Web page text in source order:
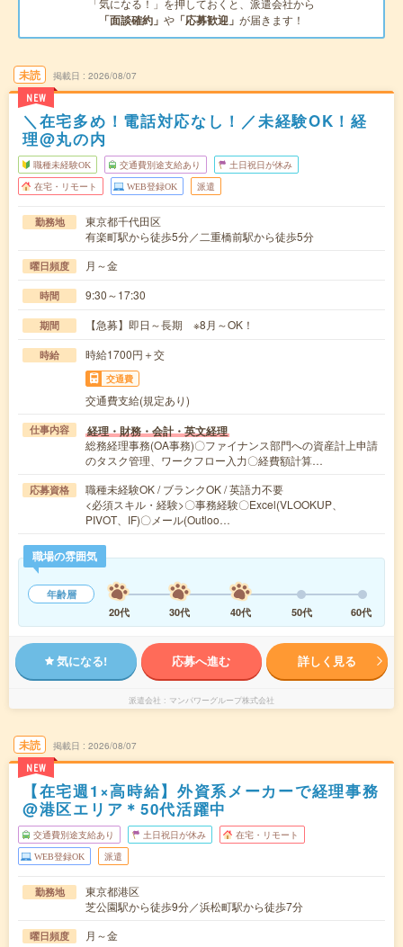
「気になる！」を押しておくと、派遣会社から
「面談確約」 や 「応募歓迎」 が届きます！
未読
NEW
掲載日 2026/08/07
＼在宅多め！電話対応なし！／未経験OK！経
理@丸の内
職種未経験OK 交通費別途支給あり 土日祝日が休み
在宅・リモート WEB登録OK 派遣
勤務地
東京都千代田区
有楽町駅から徒歩5分／二重橋前駅から徒歩5分
曜日頻度 月～金
時間 9:30～17:30
期間 【急募】即日～長期 ※8月～OK！
時給 時給1700円＋交
交通費
交通費支給(規定あり)
仕事内容 経理・財務・会計・英文経理
総務経理事務(OA事務)〇ファイナンス部門への資産計上申請
のタスク管理、ワークフロー入力〇経費額計算…
応募資格
職種未経験OK / ブランクOK / 英語力不要
<必須スキル・経験>〇事務経験〇Excel(VLOOKUP、
PIVOT、IF)〇メール(Outloo…
職場の雰囲気
年齢層
20代
30代 40代 50代 60代
気になる! 応募へ進む 詳しく見る
派遣会社 マンパワーグループ株式会社
未読
NEW
掲載日 2026/08/07
【在宅週1×高時給】外資系メーカーで経理事務
@港区エリア＊50代活躍中
交通費別途支給あり 土日祝日が休み 在宅・リモート
WEB登録OK 派遣
勤務地
東京都港区
芝公園駅から徒歩9分／浜松町駅から徒歩7分
曜日頻度 月～金